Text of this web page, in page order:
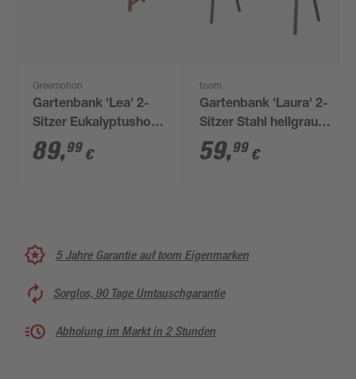
Greemotion
Gartenbank 'Lea' 2-
Sitzer Eukalyptusholz
braun 120 x 90 x 58
cm
89,99 €
toom
Gartenbank 'Laura' 2-
Sitzer Stahl hellgrau
73 x 113 x 93 cm
59,99 €
5 Jahre Garantie auf toom Eigenmarken
Sorglos, 90 Tage Umtauschgarantie
Abholung im Markt in 2 Stunden